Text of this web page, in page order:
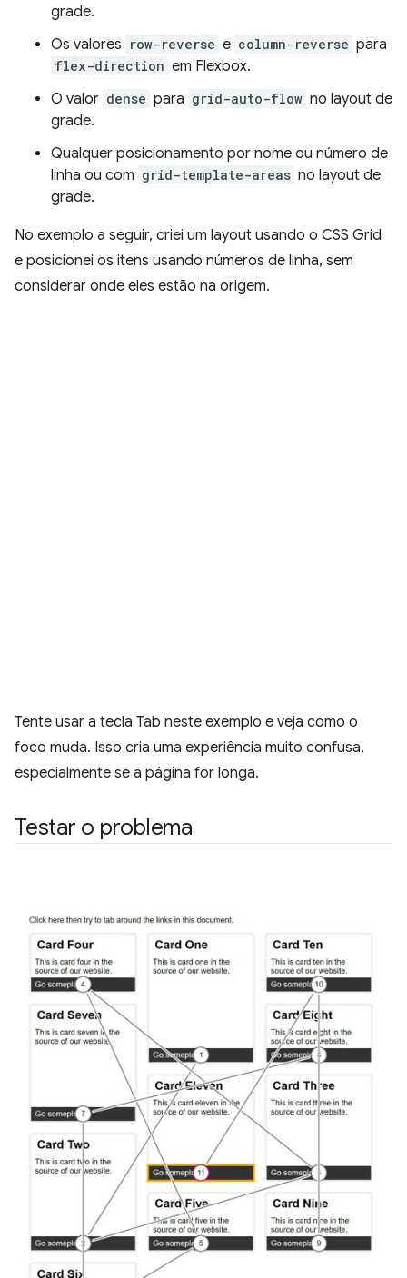
grade.
Os valores row-reverse e column-reverse para
flex-direction em Flexbox.
O valor dense para grid-auto-flow no layout de
grade.
Qualquer posicionamento por nome ou número de
linha ou com grid-template-areas no layout de
grade.
No exemplo a seguir, criei um layout usando o CSS Grid
e posicionei os itens usando números de linha, sem
considerar onde eles estão na origem.
Tente usar a tecla Tab neste exemplo e veja como o
foco muda. Isso cria uma experiência muito confusa,
especialmente se a página for longa.
Testar o problema